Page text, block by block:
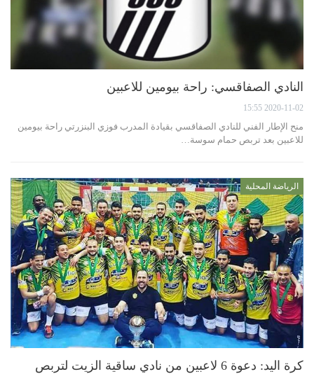
النادي الصفاقسي: راحة بيومين للاعبين
2020-11-02 15:55
منح الإطار الفني للنادي الصفاقسي بقيادة المدرب فوزي البنزرتي راحة بيومين
للاعبين بعد تربص حمام سوسة…
الرياضة المحلية
كرة اليد: دعوة 6 لاعبين من نادي ساقية الزيت لتربص